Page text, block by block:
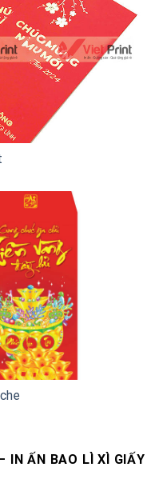
IN ẤN BAO LÌ XÌ GIẤY